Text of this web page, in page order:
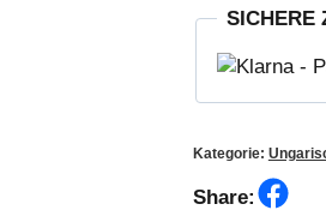
SICHERE
Kategorie:
Share: